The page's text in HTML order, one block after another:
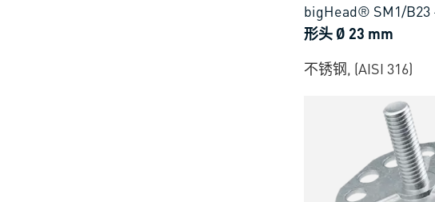
bigHead® SM1/B23
形头 Ø 23 mm
不锈钢, (AISI 316)